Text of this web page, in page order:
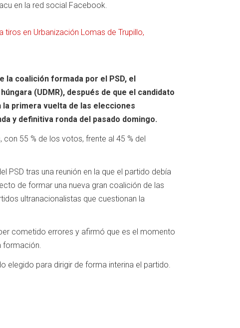
en la red social Facebook.
tiros en Urbanización Lomas de Trupillo,
la coalición formada por el PSD, el
(UDMR), después de que el candidato
primera vuelta de las elecciones
y definitiva ronda del pasado domingo.
55 % de los votos, frente al 45 % del
PSD tras una reunión en la que el partido debía
de formar una nueva gran coalición de las
ultranacionalistas que cuestionan la
cometido errores y afirmó que es el momento
formación.
elegido para dirigir de forma interina el partido.